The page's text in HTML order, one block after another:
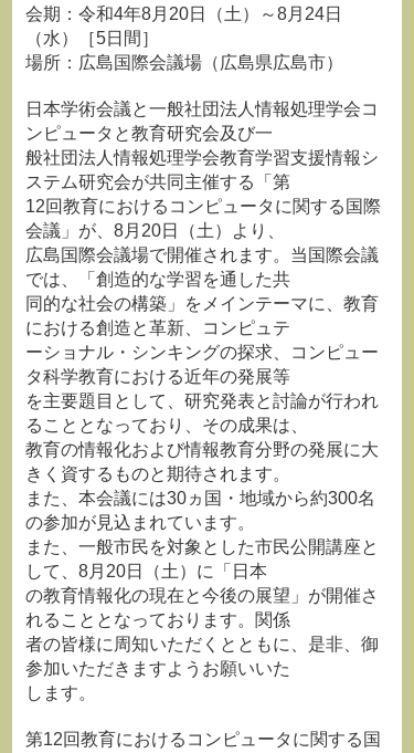
会期：令和4年8月20日（土）～8月24日
（水）［5日間］
場所：広島国際会議場（広島県広島市）
日本学術会議と一般社団法人情報処理学会コ
ンピュータと教育研究会及び一
般社団法人情報処理学会教育学習支援情報シ
ステム研究会が共同主催する「第
12回教育におけるコンピュータに関する国際
会議」が、8月20日（土）より、
広島国際会議場で開催されます。当国際会議
では、「創造的な学習を通した共
同的な社会の構築」をメインテーマに、教育
における創造と革新、コンピュテ
ーショナル・シンキングの探求、コンピュー
タ科学教育における近年の発展等
を主要題目として、研究発表と討論が行われ
ることとなっており、その成果は、
教育の情報化および情報教育分野の発展に大
きく資するものと期待されます。
また、本会議には30ヵ国・地域から約300名
の参加が見込まれています。
また、一般市民を対象とした市民公開講座と
して、8月20日（土）に「日本
の教育情報化の現在と今後の展望」が開催さ
れることとなっております。関係
者の皆様に周知いただくとともに、是非、御
参加いただきますようお願いいた
します。
第12回教育におけるコンピュータに関する国